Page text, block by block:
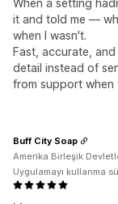
When a setting
it and told me —
when I wasn't.
Fast, accurate,
detail instead of
from support when
Buff City Soap
Amerika Birleşik
Uygulamayı kullanma